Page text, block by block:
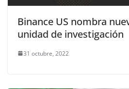
Binance US nombra
unidad de investigación
31 octubre, 2022